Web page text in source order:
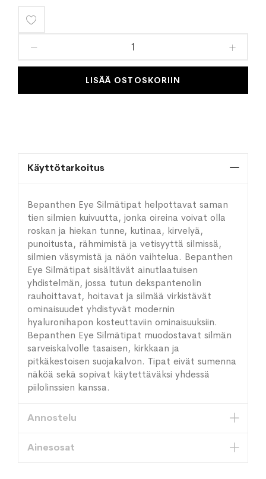
toivelistaan
LISÄÄ OSTOSKORIIN
Käyttötarkoitus
Bepanthen Eye Silmätipat helpottavat saman
tien silmien kuivuutta, jonka oireina voivat olla
roskan ja hiekan tunne, kutinaa, kirvelyä,
punoitusta, rähmimistä ja vetisyyttä silmissä,
silmien väsymistä ja näön vaihtelua. Bepanthen
Eye Silmätipat sisältävät ainutlaatuisen
yhdistelmän, jossa tutun dekspantenolin
rauhoittavat, hoitavat ja silmää virkistävät
ominaisuudet yhdistyvät modernin
hyaluronihapon kosteuttaviin ominaisuuksiin.
Bepanthen Eye Silmätipat muodostavat silmän
sarveiskalvolle tasaisen, kirkkaan ja
pitkäkestoisen suojakalvon. Tipat eivät sumenna
näköä sekä sopivat käytettäväksi yhdessä
piilolinssien kanssa.
Annostelu
Ainesosat